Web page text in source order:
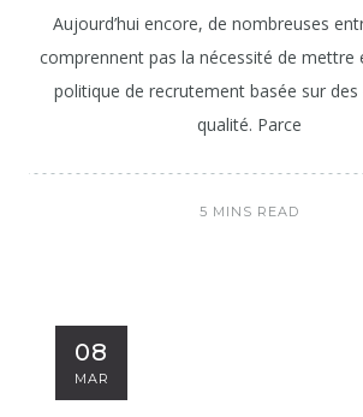
Aujourd’hui encore, de nombreuses
comprennent pas la nécessité de mettre
politique de recrutement basée sur des
qualité. Parce
5 MINS READ
08
MAR